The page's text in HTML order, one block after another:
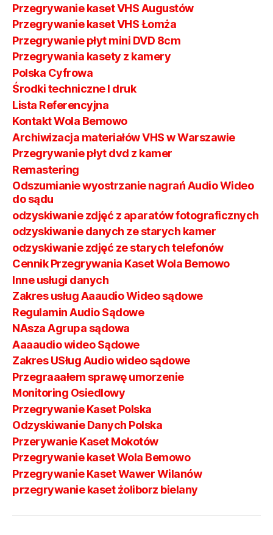
Przegrywanie kaset VHS Augustów
Przegrywanie kaset VHS Łomża
Przegrywanie płyt mini DVD 8cm
Przegrywania kasety z kamery
Polska Cyfrowa
Środki techniczne I druk
Lista Referencyjna
Kontakt Wola Bemowo
Archiwizacja materiałów VHS w Warszawie
Przegrywanie płyt dvd z kamer
Remastering
Odszumianie wyostrzanie nagrań Audio Wideo
do sądu
odzyskiwanie zdjęć z aparatów fotograficznych
odzyskiwanie danych ze starych kamer
odzyskiwanie zdjęć ze starych telefonów
Cennik Przegrywania Kaset Wola Bemowo
Inne usługi danych
Zakres usług Aaaudio Wideo sądowe
Regulamin Audio Sądowe
NAsza Agrupa sądowa
Aaaaudio wideo Sądowe
Zakres USług Audio wideo sądowe
Przegraaałem sprawę umorzenie
Monitoring Osiedlowy
Przegrywanie Kaset Polska
Odzyskiwanie Danych Polska
Przerywanie Kaset Mokotów
Przegrywanie kaset Wola Bemowo
Przegrywanie Kaset Wawer Wilanów
przegrywanie kaset żoliborz bielany